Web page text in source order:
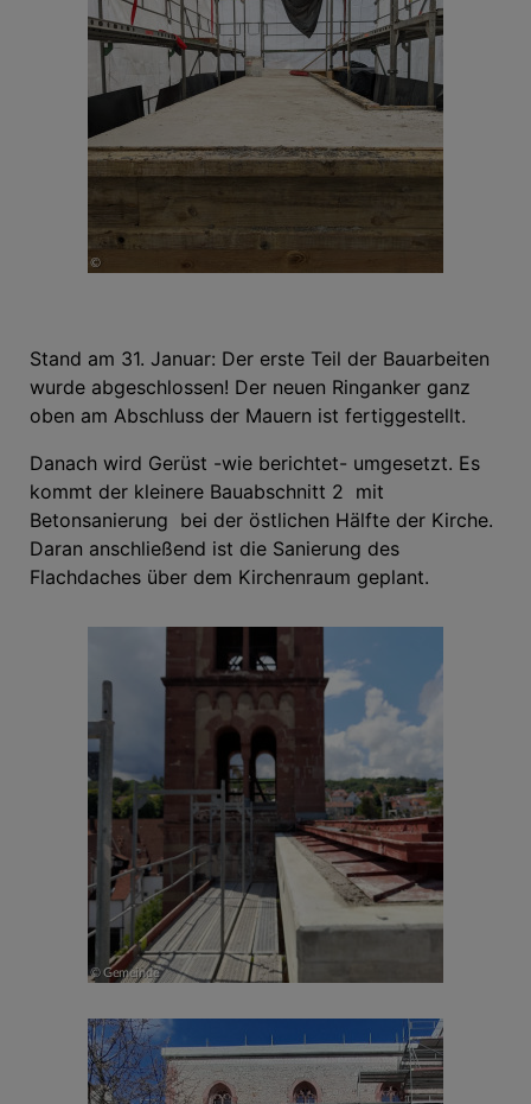
Stand am 31. Januar: Der erste Teil der Bauarbeiten
wurde abgeschlossen! Der neuen Ringanker ganz
oben am Abschluss der Mauern ist fertiggestellt.
Danach wird Gerüst -wie berichtet- umgesetzt. Es
kommt der kleinere Bauabschnitt 2 mit
Betonsanierung bei der östlichen Hälfte der Kirche.
Daran anschließend ist die Sanierung des
Flachdaches über dem Kirchenraum geplant.